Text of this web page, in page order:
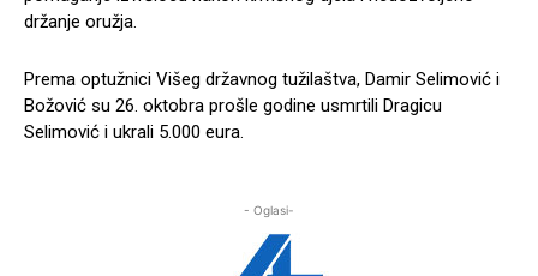
držanje oružja.
Prema optužnici Višeg državnog tužilaštva, Damir Selimović i
Božović su 26. oktobra prošle godine usmrtili Dragicu
Selimović i ukrali 5.000 eura.
- Oglasi-